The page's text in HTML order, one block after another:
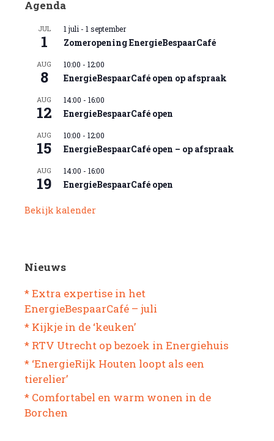
Agenda
JUL
1
1 juli - 1 september
Zomeropening EnergieBespaarCafé
AUG
8
10:00 - 12:00
EnergieBespaarCafé open op afspraak
AUG
12
14:00 - 16:00
EnergieBespaarCafé open
AUG
15
10:00 - 12:00
EnergieBespaarCafé open – op afspraak
AUG
19
14:00 - 16:00
EnergieBespaarCafé open
Bekijk kalender
Nieuws
* Extra expertise in het
EnergieBespaarCafé – juli
* Kijkje in de ‘keuken’
* RTV Utrecht op bezoek in Energiehuis
* ‘EnergieRijk Houten loopt als een
tierelier’
* Comfortabel en warm wonen in de
Borchen